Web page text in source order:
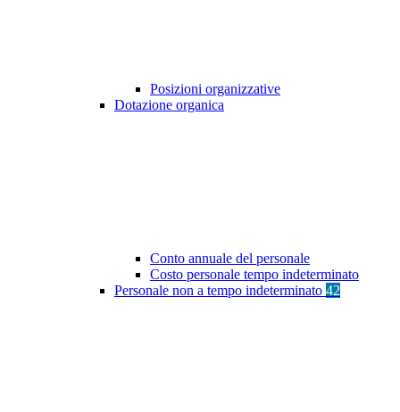
Posizioni organizzative
Dotazione organica
Conto annuale del personale
Costo personale tempo indeterminato
Personale non a tempo indeterminato 42